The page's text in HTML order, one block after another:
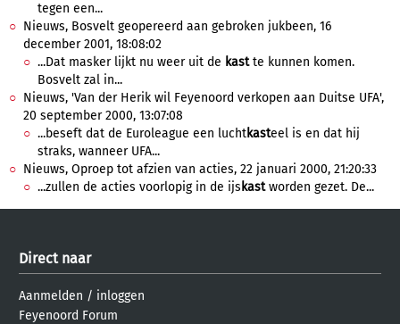
tegen een...
Nieuws, Bosvelt geopereerd aan gebroken jukbeen, 16
december 2001, 18:08:02
...Dat masker lijkt nu weer uit de kastte kunnen komen.
Bosvelt zal in...
Nieuws, 'Van der Herik wil Feyenoord verkopen aan Duitse UFA',
20 september 2000, 13:07:08
...beseft dat de Euroleague een luchtkasteel is en dat hij
straks, wanneer UFA...
Nieuws, Oproep tot afzien van acties, 22 januari 2000, 21:20:33
...zullen de acties voorlopig in de ijs kastworden gezet. De...
Direct naar
Aanmelden / inloggen
Feyenoord Forum